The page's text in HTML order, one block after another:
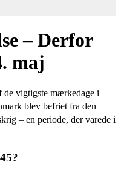
– Derfor
maj
de vigtigste mærkedage i
blev befriet fra den
– en periode, der varede i